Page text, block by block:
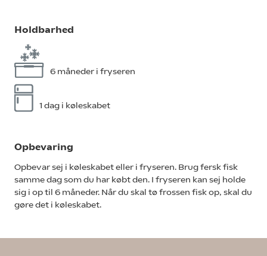
Holdbarhed
6 måneder i fryseren
1 dag i køleskabet
Opbevaring
Opbevar sej i køleskabet eller i fryseren. Brug fersk fisk
samme dag som du har købt den. I fryseren kan sej holde
sig i op til 6 måneder. Når du skal tø frossen fisk op, skal du
gøre det i køleskabet.